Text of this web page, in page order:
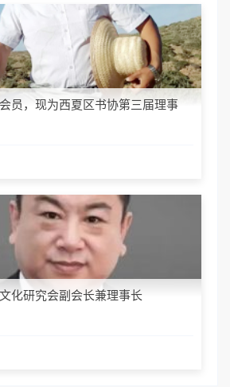
员，现为西夏区书协第三届理事
化研究会副会长兼理事长